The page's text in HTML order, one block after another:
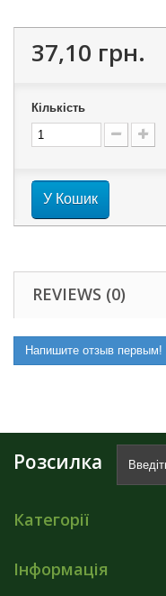
37,10 грн.
Кількість
У Кошик
REVIEWS (0)
Напишите отзыв первым!
Розсилка
Категорії
Інформація